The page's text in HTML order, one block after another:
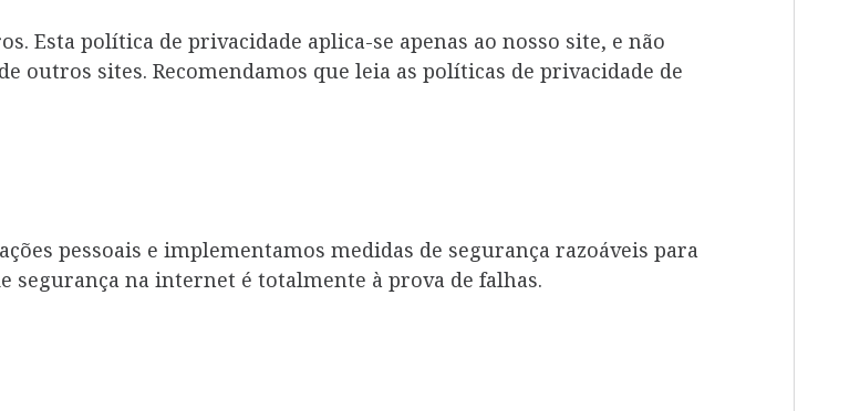
Esta política de privacidade aplica-se apenas ao nosso site, e não
outros sites. Recomendamos que leia as políticas de privacidade de
pessoais e implementamos medidas de segurança razoáveis para
segurança na internet é totalmente à prova de falhas.